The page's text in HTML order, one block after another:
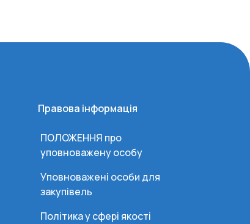
Правова інформація
ПОЛОЖЕННЯ про
уповноважену особу
Уповноважені особи для
закупівель
Політика у сфері якості